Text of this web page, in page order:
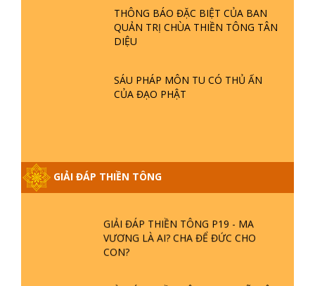
THÔNG BÁO ĐẶC BIỆT CỦA BAN
QUẢN TRỊ CHÙA THIỀN TÔNG TÂN
DIỆU
SÁU PHÁP MÔN TU CÓ THỦ ẤN
CỦA ĐẠO PHẬT
GIẢI ĐÁP THIỀN TÔNG
GIẢI ĐÁP THIỀN TÔNG ĐẶC BIỆT P21
- TẠI SAO ĐỨC PHẬT BƯỚC ĐI 7
BƯỚC TRÊN HOA SEN ? | TTTD
GIẢI ĐÁP VỀ LỄ TIỄN THIỀN TÔNG SƯ
NGỌC LÂM VỀ PHẬT GIỚI
PHẦN 20 - BÁC NGUYỄN NHÂN LÀ AI?
PHIỀN NÃO DO ĐÂU MÀ CÓ?
GIẢI ĐÁP THIỀN TÔNG P19 - MA
VƯƠNG LÀ AI? CHA ĐỂ ĐỨC CHO
CON?